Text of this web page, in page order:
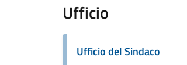
Ufficio
Ufficio del Sindaco